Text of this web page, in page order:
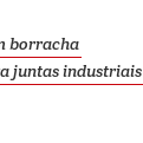
borracha
juntas industriais